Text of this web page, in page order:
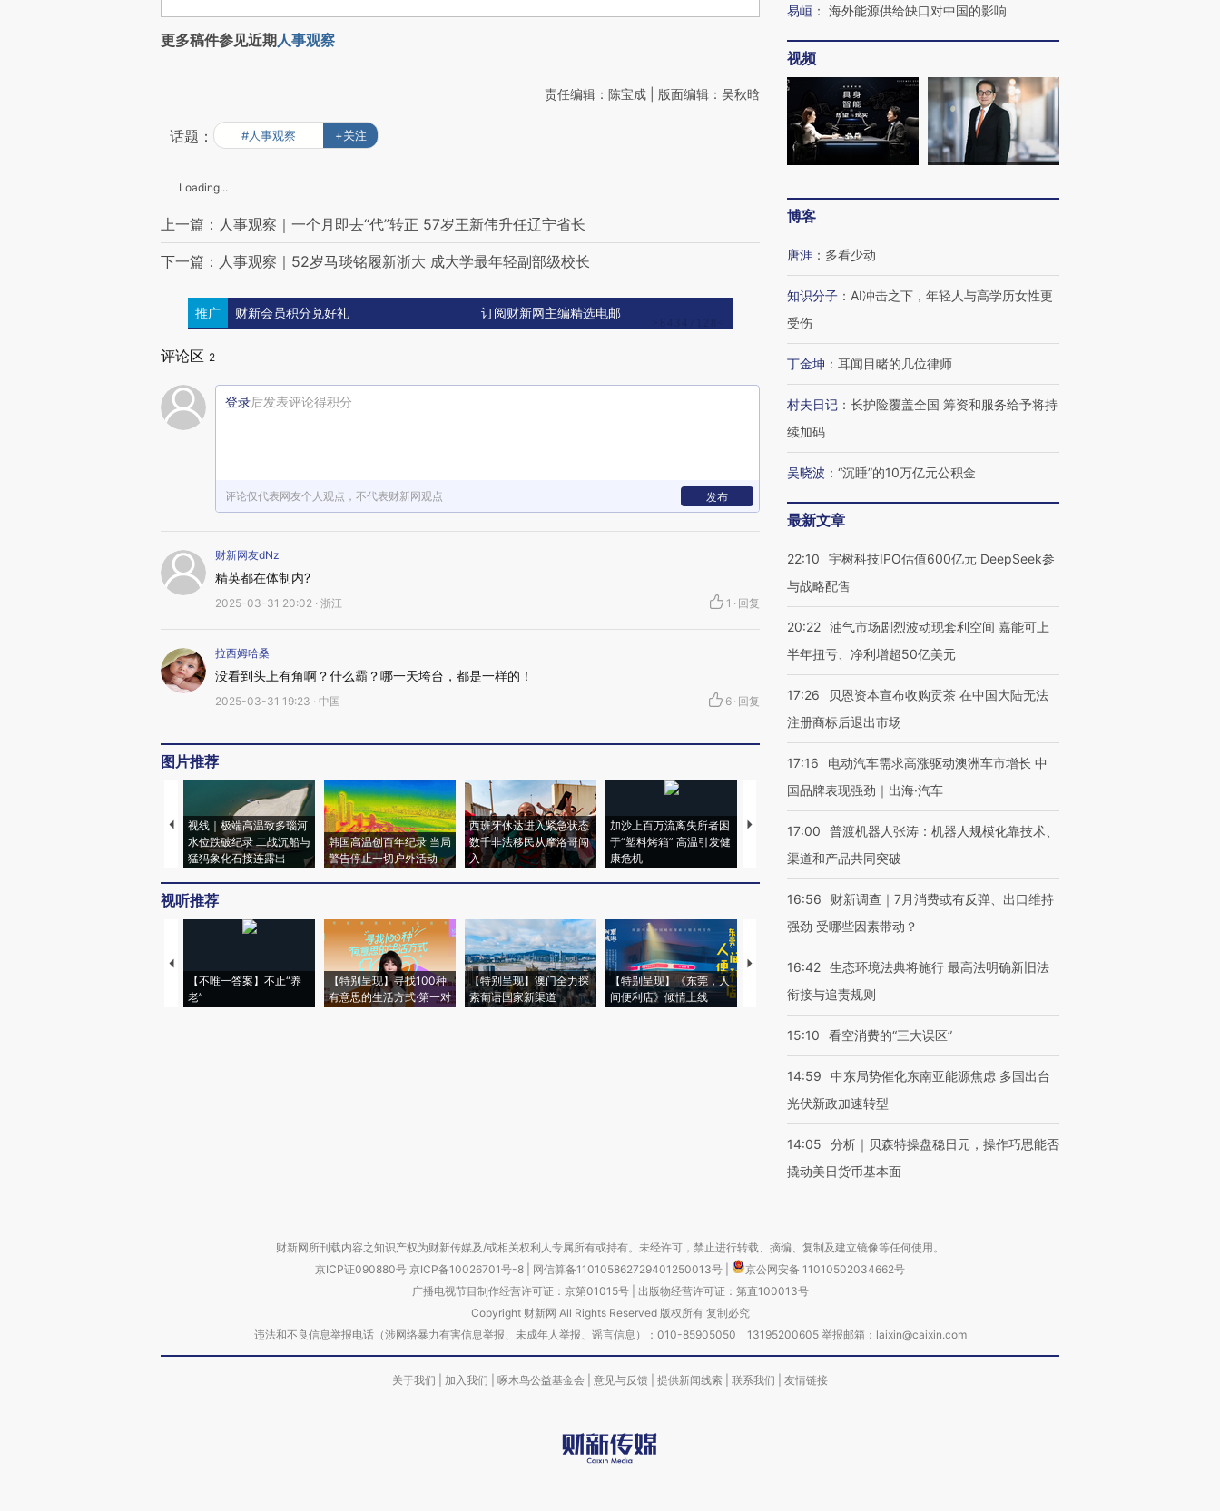
更多稿件参见近期人事观察
责任编辑：陈宝成 | 版面编辑：吴秋晗
话题： #人事观察 +关注
Loading...
上一篇：人事观察｜一个月即去“代”转正 57岁王新伟升任辽宁省长
下一篇：人事观察｜52岁马琰铭履新浙大 成大学最年轻副部级校长
推广 财新会员积分兑好礼 订阅财新网主编精选电邮
评论区 2
登录后发表评论得积分
评论仅代表网友个人观点，不代表财新网观点 发布
财新网友dNz
精英都在体制内?
2025-03-31 20:02 · 浙江 1 · 回复
拉西姆哈桑
没看到头上有角啊？什么霸？哪一天垮台，都是一样的！
2025-03-31 19:23 · 中国 6 · 回复
图片推荐
视线｜极端高温致多瑙河
水位跌破纪录 二战沉船与
猛犸象化石接连露出
韩国高温创百年纪录 当局
警告停止一切户外活动
西班牙休达进入紧急状态
数千非法移民从摩洛哥闯
入
加沙上百万流离失所者困
于“塑料烤箱” 高温引发健
康危机
视线｜HYROX的吸金
术：是什么让中产们甘
心“花钱找虐”？
马航飞行员跨国走私7万
粒摇头丸 尿检体内含3种
毒品
视线｜被称为“蟑螂”的印
度Z世代 用街头抗争将教
视听推荐
【不唯一答案】不止“养
老”
【特别呈现】寻找100种
有意思的生活方式·第一对
【特别呈现】澳门全力探
索葡语国家新渠道
【特别呈现】《东莞，人
间便利店》倾情上线
【推广】走进第四届链博
【商旅对话】华住集团
易峘 ： 海外能源供给缺口对中国的影响
视频
博客
唐涯 ： 多看少动
知识分子 ： AI冲击之下，年轻人与高学历女性更
受伤
丁金坤 ： 耳闻目睹的几位律师
村夫日记 ： 长护险覆盖全国 筹资和服务给予将持
续加码
吴晓波 ： “沉睡”的10万亿元公积金
最新文章
22:10
宇树科技IPO估值600亿元 DeepSeek参
与战略配售
20:22 油气市场剧烈波动现套利空间 嘉能可上
半年扭亏、净利增超50亿美元
17:26
贝恩资本宣布收购贡茶 在中国大陆无法
注册商标后退出市场
17:16
电动汽车需求高涨驱动澳洲车市增长 中
国品牌表现强劲｜出海·汽车
17:00
普渡机器人张涛：机器人规模化靠技术、
渠道和产品共同突破
16:56
财新调查｜7月消费或有反弹、出口维持
强劲 受哪些因素带动？
16:42 生态环境法典将施行 最高法明确新旧法
衔接与追责规则
15:10 看空消费的“三大误区”
14:59
中东局势催化东南亚能源焦虑 多国出台
光伏新政加速转型
14:05
分析｜贝森特操盘稳日元，操作巧思能否
撬动美日货币基本面
财新网所刊载内容之知识产权为财新传媒及/或相关权利人专属所有或持有。未经许可，禁止进行转载、摘编、复制及建立镜像等任何使用。
京ICP证090880号 京ICP备10026701号-8 网信算备110105862729401250013号
京公网安备 11010502034662号
广播电视节目制作经营许可证：京第01015号| 出版物经营许可证：第直100013号
Copyright 财新网 All Rights Reserved 版权所有 复制必究
违法和不良信息举报电话（涉网络暴力有害信息举报、未成年人举报、谣言信息）：010-85905050 13195200605 举报邮箱：laixin@caixin.com
关于我们 加入我们 啄木鸟公益基金会 意见与反馈 提供新闻线索 联系我们 友情链接